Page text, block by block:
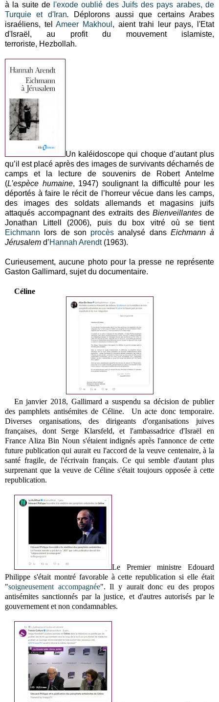
à la suite de l'exode oublié des Juifs des pays arabes, de
Turquie et d'Iran.
Déplorons aussi que certains Arabes
israéliens, telAmeer Makhoul , aient trahi leur pays, l'Etat
d'Israël, au profit du mouvement islamiste,
terroriste, Hezbollah.
Un kaléidoscope qui choque d’autant plus
qu’il est placé après des images de survivants décharnés de
camps et la lecture de souvenirs de Robert Antelme
(L’espèce humaine, 1947) soulignant la difficulté pour les
déportés à faire le récit de l’horreur vécue dans les camps,
des images des soldats allemands et magasins juifs
attaqués accompagnant des extraits desBienveillantes de
Jonathan Littell (2006), puis du box vitré où se tient
Eichmann lors de son procès analysé dans Eichmann à
Jérusalem d’Hannah Arendt(1963).
Curieusement, aucune photo pour la presse ne représente
Gaston Gallimard, sujet du documentaire.
Céline
En janvier 2018, Gallimard a suspendu sa décision de publier
des pamphlets antisémites de Céline. Un acte donc temporaire.
Diverses organisations, des dirigeants d'organisations juives
françaises, dont Serge Klarsfeld, et l'ambassadrice d'Israël en
France Aliza Bin Noun s'étaient indignés après l'annonce de cette
future publication qui aurait eu l'accord de la veuve centenaire, à la
santé fragile, de l'écrivain français. Ce qui semble d'autant plus
surprenant que la veuve de Céline s'était toujours opposée à cette
republication.
Le Premier ministre Edouard
Philippe s'était montré favorable à cette republication si elle était
"soigneusement accompagnée". Il y aurait donc eu des propos
antisémites sanctionnés par la justice, et d'autres autorisés par le
gouvernement et non condamnables.